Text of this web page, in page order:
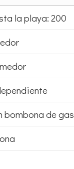
la playa: 200
bombona de gas